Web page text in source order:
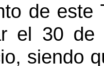
de este
el 30 de
siendo